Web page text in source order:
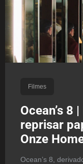
Filmes
Ocean’s 8
reprisar
Onze
Ocean’s 8,